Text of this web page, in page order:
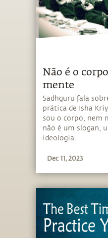
Não é o
mente
Sadhguru fala
prática de Isha
sou o corpo, nem
não é um slogan,
ideologia.
Dec 11, 2023